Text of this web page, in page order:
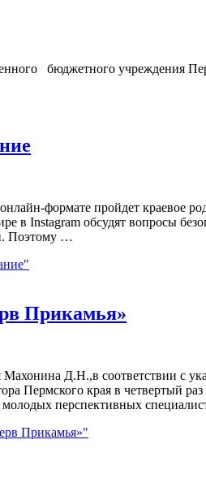
бюджетного учреждения
формате пройдет краевое
в Instagram обсудят вопросы
Поэтому …
Прикамья»
Д.Н.,в соответствии с
Пермского края в четвертый
перспективных
Прикамья»"